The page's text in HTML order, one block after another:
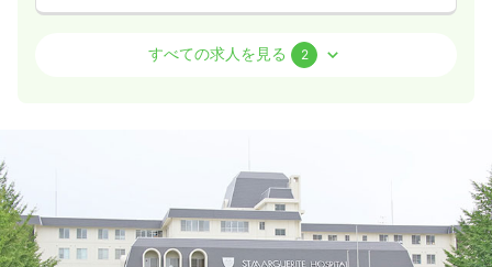
正看護師 / 管理職
（休憩60分）
担当業務未経験可 ブランク可
月給40万円以上可
すべての求人を見る 2